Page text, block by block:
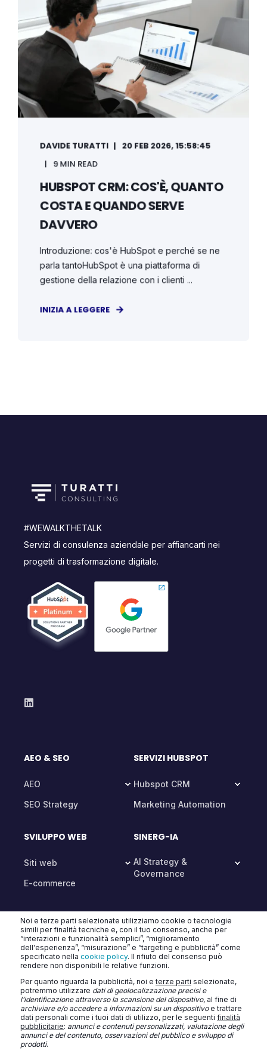
Noi e terze parti selezionate utilizziamo cookie o tecnologie
simili per finalità tecniche e, con il tuo consenso, anche per
“interazioni e funzionalità semplici”, “miglioramento
dell'esperienza”, “misurazione” e “targeting e pubblicità” come
specificato nella cookie policy. Il rifiuto del consenso può
rendere non disponibili le relative funzioni.
Per quanto riguarda la pubblicità, noi eterze parti selezionate,
potremmo utilizzare dati di geolocalizzazione precisi e
l’identificazione attraverso la scansione del dispositivo, al fine di
archiviare e/o accedere a informazioni su un dispositivoe trattare
dati personali come i tuoi dati di utilizzo, per le seguenti finalità
pubblicitarie: annunci e contenuti personalizzati, valutazione degli
annunci e del contenuto, osservazioni del pubblico e sviluppo di
prodotti.
DAVIDE TURATTI
20 FEB 2026, 15:58:45
9 MIN READ
HUBSPOT CRM: COS'È, QUANTO
COSTA E QUANDO SERVE
DAVVERO
Introduzione: cos'è HubSpot e perché se ne
parla tantoHubSpot è una piattaforma di
gestione della relazione con i clienti ...
INIZIA A LEGGERE
#WEWALKTHETALK
Servizi di consulenza aziendale per affiancarti nei
progetti di trasformazione digitale.
AEO & SEO
AEO
SEO Strategy
SERVIZI HUBSPOT
Hubspot CRM
Marketing Automation
SVILUPPO WEB
Siti web
E-commerce
SINERG-IA
AI Strategy &
Governance
CHATBOT AI & AGENTI
TURATTI CONSULTING SRL
Privacy Policy Cookie Policy Contatti Blog